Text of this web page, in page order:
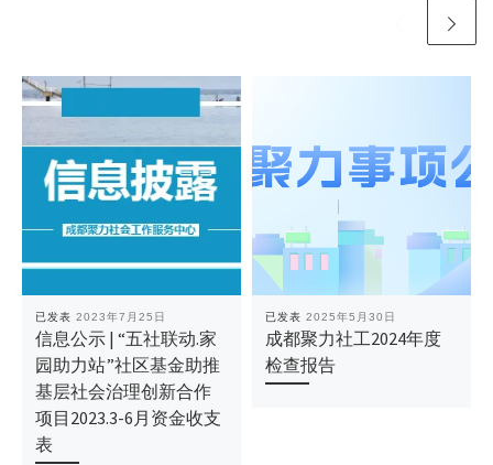
已发表 2023年7月25日
信息公示 | “五社联动.家
园助力站”社区基金助推
基层社会治理创新合作
项目2023.3-6月资金收支
表
已发表 2025年5月30日
成都聚力社工2024年度
检查报告